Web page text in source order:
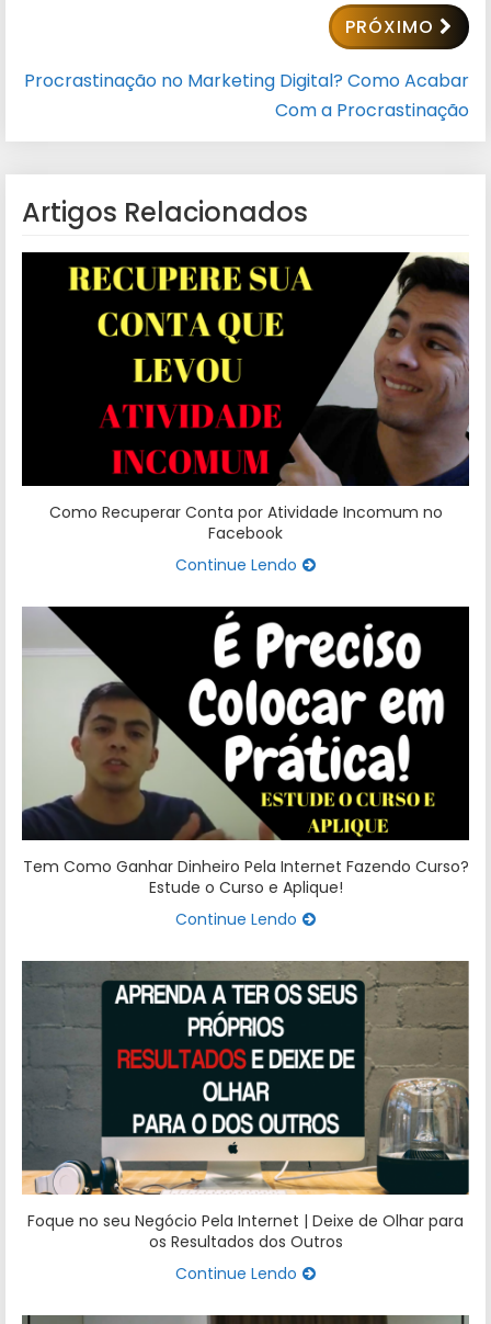
PRÓXIMO
Procrastinação no Marketing Digital? Como Acabar
Com a Procrastinação
Artigos Relacionados
Como Recuperar Conta por Atividade Incomum no
Facebook
Continue Lendo
Tem Como Ganhar Dinheiro Pela Internet Fazendo Curso?
Estude o Curso e Aplique!
Continue Lendo
Foque no seu Negócio Pela Internet | Deixe de Olhar para
os Resultados dos Outros
Continue Lendo